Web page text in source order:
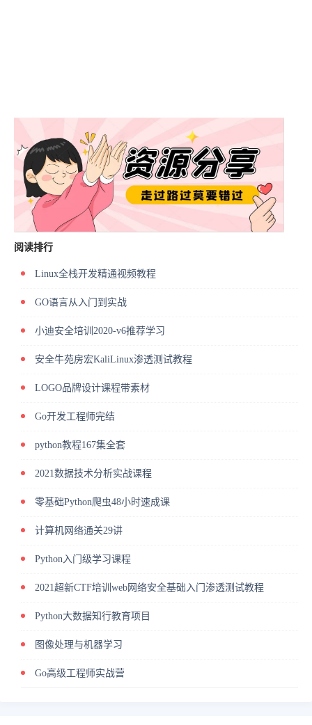
阅读排行
Linux全栈开发精通视频教程
GO语言从入门到实战
小迪安全培训2020-v6推荐学习
安全牛苑房宏KaliLinux渗透测试教程
LOGO品牌设计课程带素材
Go开发工程师完结
python教程167集全套
2021数据技术分析实战课程
零基础Python爬虫48小时速成课
计算机网络通关29讲
Python入门级学习课程
2021超新CTF培训web网络安全基础入门渗透测试教程
Python大数据知行教育项目
图像处理与机器学习
Go高级工程师实战营